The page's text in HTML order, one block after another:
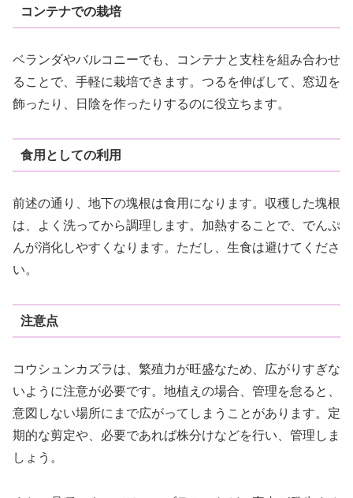
コンテナでの栽培
ベランダやバルコニーでも、コンテナと支柱を組み合わせ
ることで、手軽に栽培できます。つるを伸ばして、窓辺を
飾ったり、日陰を作ったりするのに役立ちます。
食用としての利用
前述の通り、地下の塊根は食用になります。収穫した塊根
は、よく洗ってから調理します。加熱することで、でんぷ
んが消化しやすくなります。ただし、生食は避けてくださ
い。
注意点
コウシュンカズラは、繁殖力が旺盛なため、広がりすぎな
いように注意が必要です。地植えの場合、管理を怠ると、
意図しない場所にまで広がってしまうことがあります。定
期的な剪定や、必要であれば株分けなどを行い、管理しま
しょう。